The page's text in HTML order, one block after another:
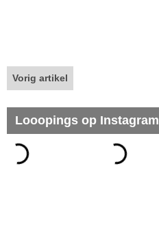
Vorig artikel
Looopings op Instagram